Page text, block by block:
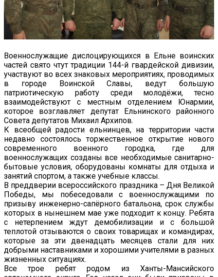
Военнослужащие дислоцирующихся в Ельне воинских
частей свято чтут традиции 144-й гвардейской дивизии,
участвуют во всех знаковых мероприятиях, проводимых
в городе Воинской Славы, ведут большую
патриотическую работу среди молодёжи, тесно
взаимодействуют с местным отделением Юнармии,
которое возглавляет депутат Ельнинского районного
Совета депутатов Михаил Архипов.
К всеобщей радости ельнинцев, на территории части
недавно состоялось торжественное открытие нового
современного военного городка, где для
военнослужащих созданы все необходимые санитарно-
бытовые условия, оборудованы комнаты для отдыха и
занятий спортом, а также учебные классы.
В преддверии всероссийского праздника – Дня Великой
Победы, мы побеседовали с военнослужащими по
призыву инженерно-сапёрного батальона, срок службы
которых в нынешнем мае уже подходит к концу. Ребята
с нетерпением ждут демобилизации и с большой
теплотой отзываются о своих товарищах и командирах,
которые за эти двенадцать месяцев стали для них
добрыми наставниками и хорошими учителями в разных
жизненных ситуациях.
Все трое ребят родом из Ханты-Мансийского